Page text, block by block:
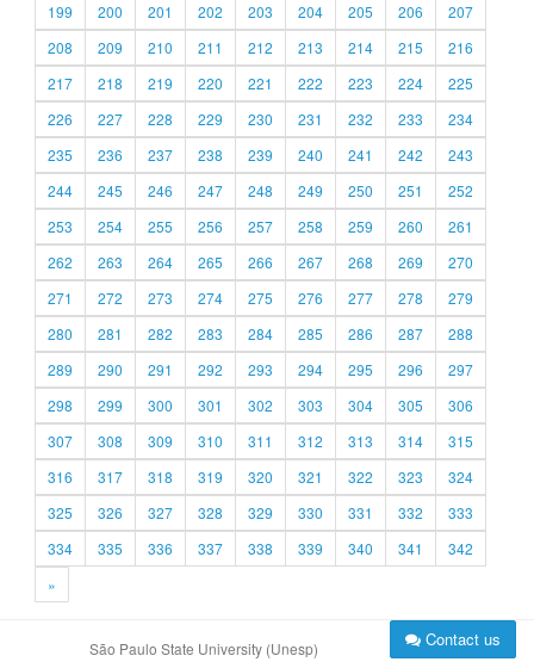
199
200 201 202 203 204 205 206
207
208
209 210 211 212 213 214 215
216
217
218 219 220 221 222 223 224
225
226
227 228 229 230 231 232 233
234
235
236 237 238 239 240 241 242
243
244
245 246 247 248 249 250 251
252
253
254 255 256 257 258 259 260
261
262
263 264 265 266 267 268 269
270
271
272 273 274 275 276 277 278
279
280
281 282 283 284 285 286 287
288
289
290 291 292 293 294 295 296
297
298
299 300 301 302 303 304 305
306
307
308 309 310 311 312 313 314
315
316
317 318 319 320 321 322 323
324
325
326 327 328 329 330 331 332
333
334
335 336 337 338 339 340 341
342
»
São Paulo State University (Unesp) Contact us